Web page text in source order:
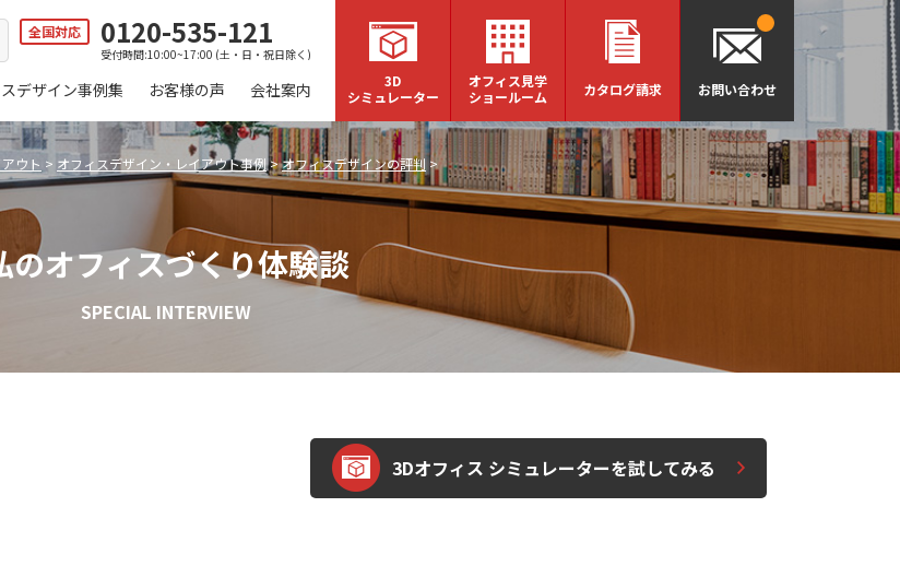
全国対応 0120-535-121
受付時間:10:00~17:00 (土・日・祝日除く)
デザイン事例集 お客様の声 会社案内
3D
シミュレーター
オフィス見学
ショールーム
カタログ請求 お問い合わせ
ウト > オフィスデザイン・レイアウト事例>オフィスデザインの評判 >
のオフィスづくり体験談
SPECIAL INTERVIEW
3Dオフィス シミュレーターを試してみる